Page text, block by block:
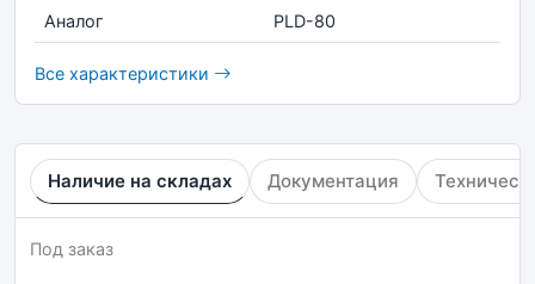
Аналог PLD-80
Все характеристики
Наличие на складах Документация
Под заказ